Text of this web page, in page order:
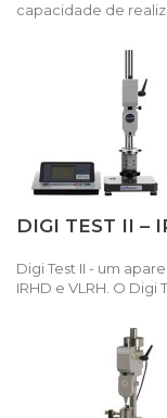
capacidade de
DIGI TEST II –
Digi Test II - um
IRHD e VLRH. O Digi